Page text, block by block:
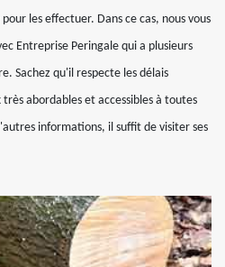
les effectuer. Dans ce cas, nous vous
Entreprise Peringale qui a plusieurs
Sachez qu'il respecte les délais
abordables et accessibles à toutes
informations, il suffit de visiter ses